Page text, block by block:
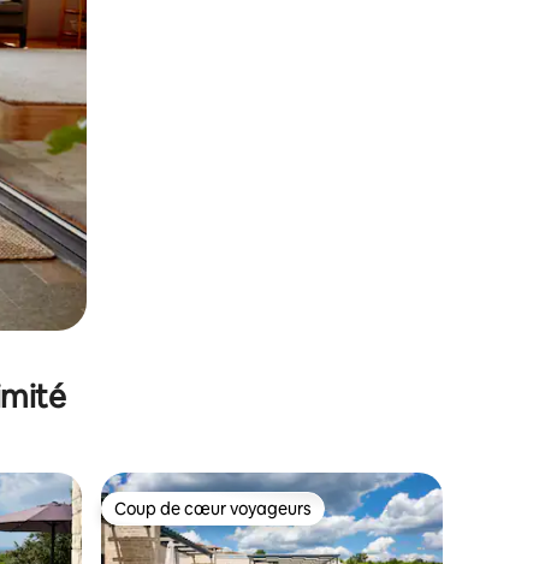
Coup de cœur voyageurs
Coup de cœur voyageurs